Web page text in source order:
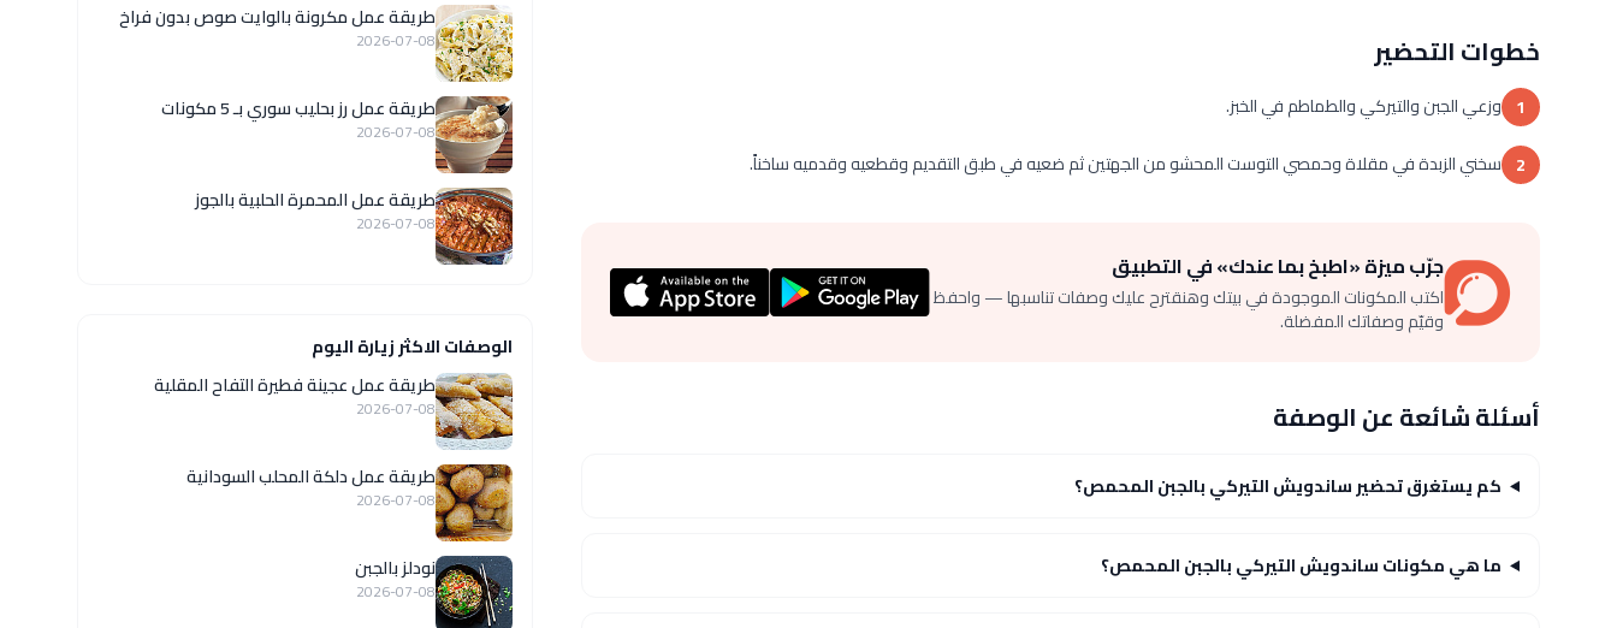
خطوات التحضير
1 وزعي الجبن والتيركي والطماطم في الخبز.
2 سخني الزبدة في مقلاة وحمصي التوست المحشو من الجهتين ثم ضعيه في طبق التقديم وقطعيه وقدميه ساخناً.
جرّب ميزة «اطبخ بما عندك» في التطبيق
اكتب المكونات الموجودة في بيتك وهنقترح عليك وصفات تناسبها — واحفظ
وقيّم وصفاتك المفضلة.
أسئلة شائعة عن الوصفة
كم يستغرق تحضير ساندويش التيركي بالجبن المحمص؟
ما هي مكونات ساندويش التيركي بالجبن المحمص؟
طريقة عمل مكرونة بالوايت صوص بدون فراخ
2026-07-08
طريقة عمل رز بحليب سوري بـ 5 مكونات
2026-07-08
طريقة عمل المحمرة الحلبية بالجوز
2026-07-08
الوصفات الاكثر زيارة اليوم
طريقة عمل عجينة فطيرة التفاح المقلية
2026-07-08
طريقة عمل دلكة المحلب السودانية
2026-07-08
نودلز بالجبن
2026-07-08